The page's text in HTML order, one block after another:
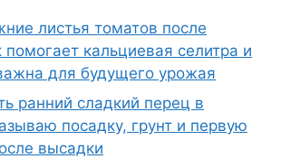
листья томатов после
помогает кальциевая селитра и
для будущего урожая
ранний сладкий перец в
посадку, грунт и первую
высадки